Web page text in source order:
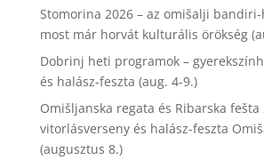
Stomorina 2026 – az omišalji
most már horvát kulturális örökség
Dobrinj heti programok –
és halász-feszta (aug. 4-9.)
Omišljanska regata és Ribarska fešta
vitorlásverseny és halász-feszta
(augusztus 8.)